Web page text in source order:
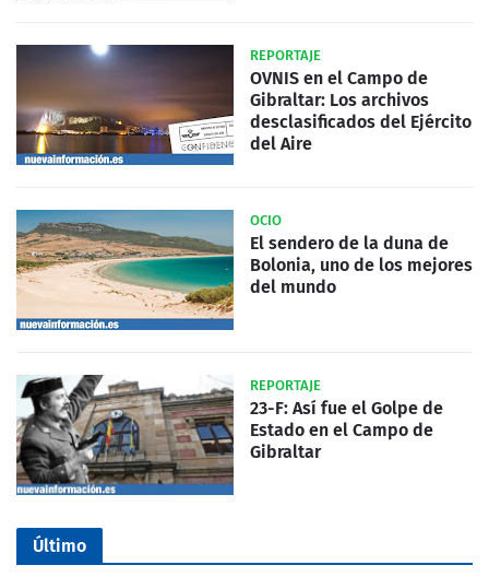
REPORTAJE
OVNIS en el Campo de
Gibraltar: Los archivos
desclasificados del Ejército
del Aire
OCIO
El sendero de la duna de
Bolonia, uno de los mejores
del mundo
REPORTAJE
23-F: Así fue el Golpe de
Estado en el Campo de
Gibraltar
Último